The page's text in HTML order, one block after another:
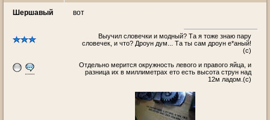
Шершавый вот
Выучил словечки и модный? Та я тоже знаю пару
словечек, и что? Дроун дум... Та ты сам дроун е*аный!
(с)
Oтдельно мерится окружность левого и правого яйца, и
разница их в миллиметрах ето есть высота струн над
12м ладом.(c)